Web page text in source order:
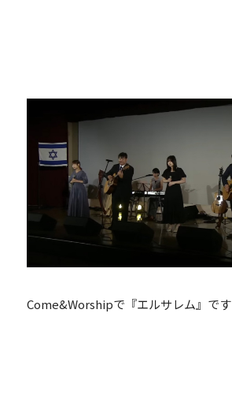
Come&Worshipで『エルサレム』です